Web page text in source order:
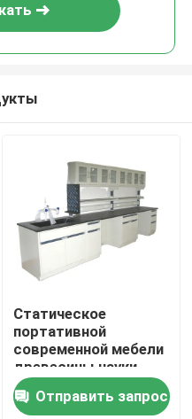
Статическое
портативной
современной мебели
древесины науки
анти-
Отправить запрос